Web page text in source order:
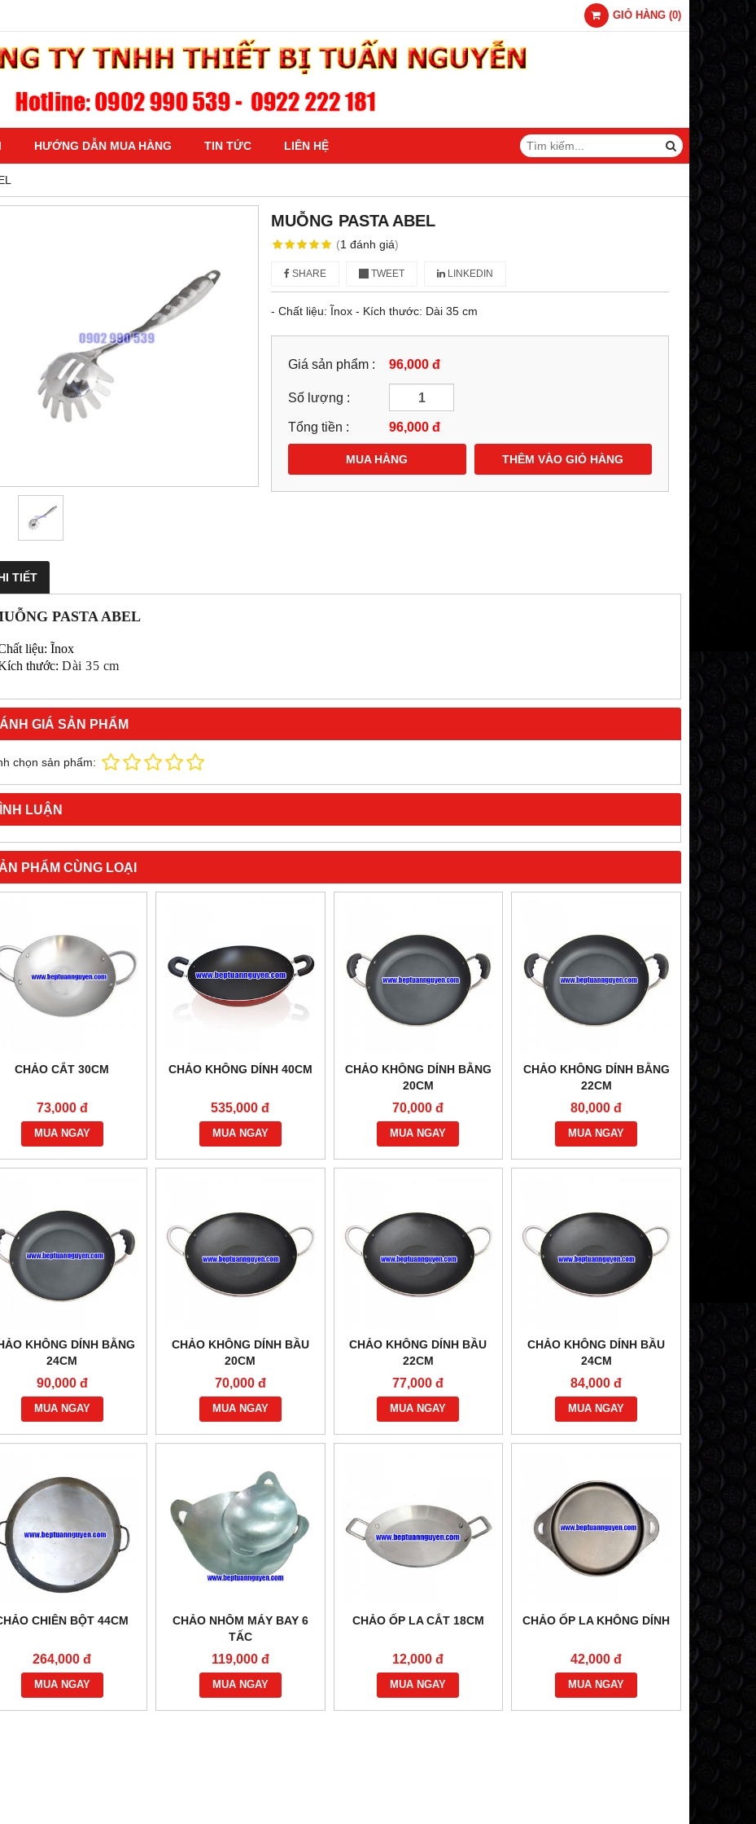
GIỎ HÀNG (0)
HƯỚNG DẪN MUA HÀNG TIN TỨC LIÊN HỆ
MUỖNG PASTA ABEL
(1 đánh giá)
SHARE TWEET LINKEDIN
- Chất liệu: Ĩnox - Kích thước: Dài 35 cm
Giá sản phẩm : 96,000 đ
Số lượng :
Tổng tiền : 96,000 đ
MUA HÀNG THÊM VÀO GIỎ HÀNG
TIẾT
PASTA ABEL
liệu: Ĩnox
thước: Dài 35 cm
GIÁ SẢN PHẨM
chọn sản phẩm:
LUẬN
PHẨM CÙNG LOẠI
CHẢO CẮT 30CM
73,000 đ
MUA NGAY
CHẢO KHÔNG DÍNH 40CM
535,000 đ
MUA NGAY
CHẢO KHÔNG DÍNH BẰNG
20CM
70,000 đ
MUA NGAY
CHẢO KHÔNG DÍNH BẰNG
22CM
80,000 đ
MUA NGAY
KHÔNG DÍNH BẰNG
24CM
90,000 đ
MUA NGAY
CHẢO KHÔNG DÍNH BẦU
20CM
70,000 đ
MUA NGAY
CHẢO KHÔNG DÍNH BẦU
22CM
77,000 đ
MUA NGAY
CHẢO KHÔNG DÍNH BẦU
24CM
84,000 đ
MUA NGAY
CHIÊN BỘT 44CM
264,000 đ
MUA NGAY
CHẢO NHÔM MÁY BAY 6
TẤC
119,000 đ
MUA NGAY
CHẢO ỐP LA CẮT 18CM
12,000 đ
MUA NGAY
CHẢO ỐP LA KHÔNG DÍNH
42,000 đ
MUA NGAY